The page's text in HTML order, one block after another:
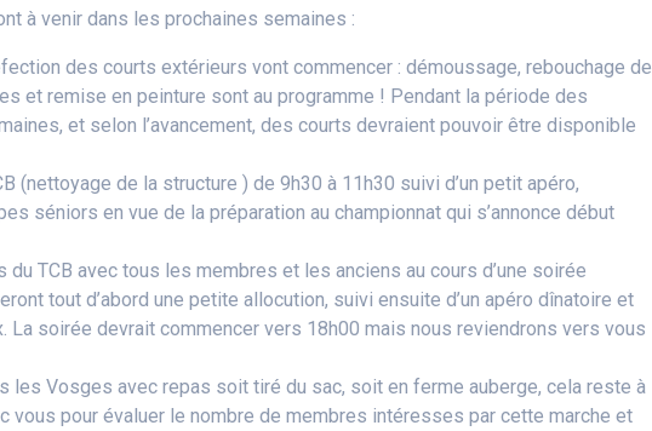
à venir dans les prochaines semaines :
des courts extérieurs vont commencer : démoussage, rebouchage de
et remise en peinture sont au programme ! Pendant la période des
et selon l’avancement, des courts devraient pouvoir être disponible
(nettoyage de la structure ) de 9h30 à 11h30 suivi d’un petit apéro,
séniors en vue de la préparation au championnat qui s’annonce début
TCB avec tous les membres et les anciens au cours d’une soirée
tout d’abord une petite allocution, suivi ensuite d’un apéro dînatoire et
La soirée devrait commencer vers 18h00 mais nous reviendrons vers vous
les Vosges avec repas soit tiré du sac, soit en ferme auberge, cela reste à
vous pour évaluer le nombre de membres intéresses par cette marche et